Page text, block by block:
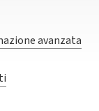
avanzata